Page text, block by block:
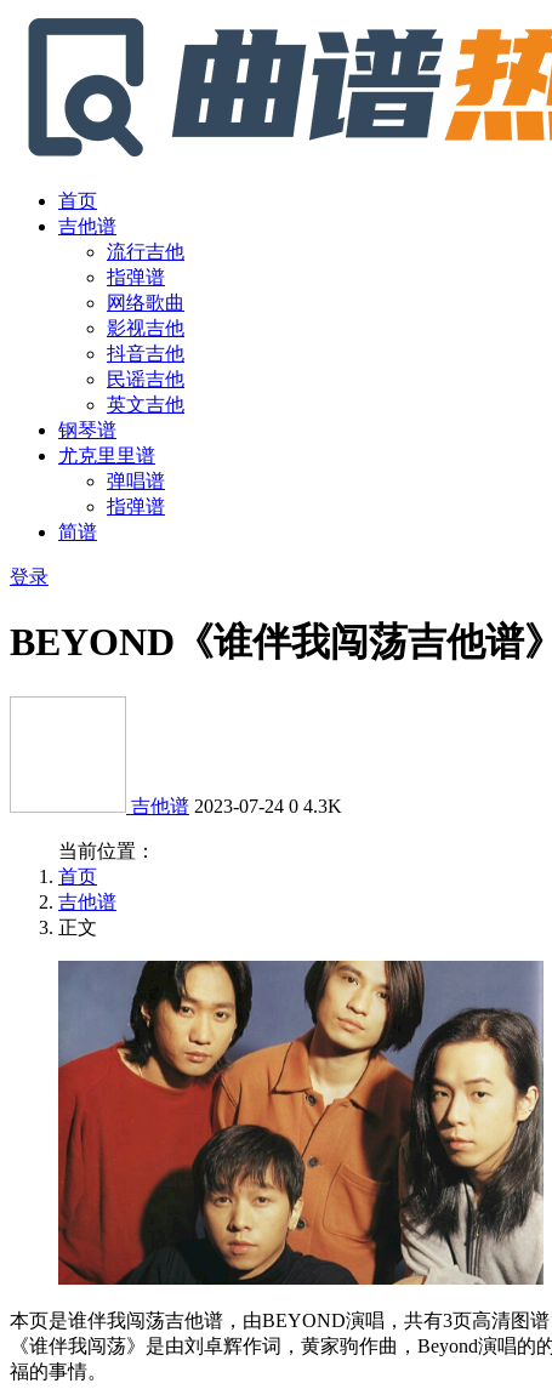
首页
吉他谱
流行吉他
指弹谱
网络歌曲
影视吉他
抖音吉他
民谣吉他
英文吉他
钢琴谱
尤克里里谱
弹唱谱
指弹谱
简谱
登录
BEYOND《谁伴我闯荡吉他谱
吉他谱 2023-07-24 0 4.3K
当前位置：
首页
吉他谱
正文
本页是谁伴我闯荡吉他谱，由BEYOND演唱，共有3页高清图
《谁伴我闯荡》是由刘卓辉作词，黄家驹作曲，Beyond演唱
福的事情。